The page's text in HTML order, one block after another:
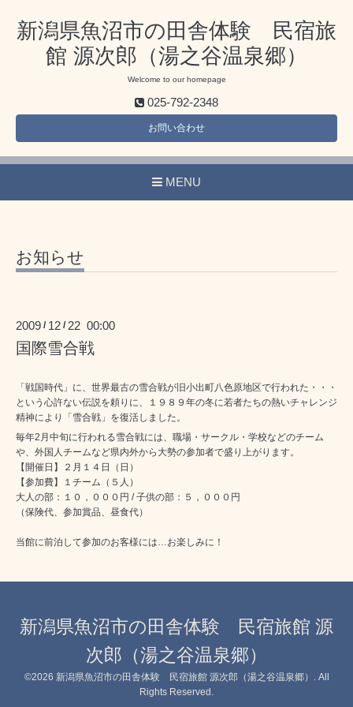
新潟県魚沼市の田舎体験 民宿旅
館 源次郎（湯之谷温泉郷）
Welcome to our homepage
025-792-2348
お問い合わせ
MENU
お知らせ
2009 / 12 / 22 00:00
国際雪合戦
「戦国時代」に、世界最古の雪合戦が旧小出町八色原地区で行われた・・・
という心許ない伝説を頼りに、１９８９年の冬に若者たちの熱いチャレンジ
精神により「雪合戦」を復活しました。
毎年2月中旬に行われる雪合戦には、職場・サークル・学校などのチーム
や、外国人チームなど県内外から大勢の参加者で盛り上がります。
【開催日】２月１４日（日）
【参加費】１チーム（５人）
大人の部：１０，０００円 / 子供の部：５，０００円
（保険代、参加賞品、昼食代）
当館に前泊して参加のお客様には…お楽しみに！
新潟県魚沼市の田舎体験 民宿旅館 源
次郎（湯之谷温泉郷）
©2026 新潟県魚沼市の田舎体験 民宿旅館 源次郎（湯之谷温泉郷）
. All
Rights Reserved.